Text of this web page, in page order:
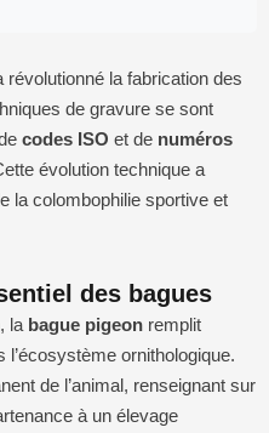
révolutionné la fabrication des
de gravure se sont
codes ISO et de numéros
évolution technique a
la colombophilie sportive et
des bagues
la bague pigeon remplit
ornithologique.
de l’animal, renseignant sur
à un élevage